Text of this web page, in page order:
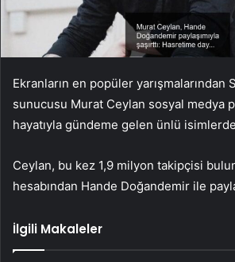
Ekranların en popüler yarışmalarından
sunucusu Murat Ceylan sosyal medya
hayatıyla gündeme gelen ünlü
Ceylan, bu kez 1,9 milyon takipçisi
hesabından Hande Doğandemir ile
İlgili Makaleler